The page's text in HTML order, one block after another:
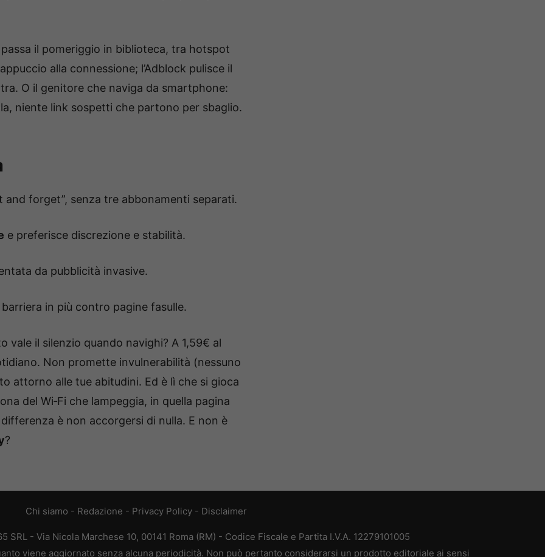
il pomeriggio in biblioteca, tra hotspot
alla connessione; l’Adblock pulisce il
O il genitore che naviga da smartphone:
niente link sospetti che partono per sbaglio.
and forget”, senza tre abbonamenti separati.
e preferisce discrezione e stabilità.
da pubblicità invasive.
in più contro pagine fasulle.
vale il silenzio quando navighi? A 1,59€ al
Non promette invulnerabilità (nessuno
attorno alle tue abitudini. Ed è lì che si gioca
del Wi‑Fi che lampeggia, in quella pagina
è non accorgersi di nulla. E non è
?
Chi siamo - Redazione - Privacy Policy - Disclaimer
SRL - Via Nicola Marchese 10, 00141 Roma (RM) - Codice Fiscale e Partita I.V.A. 12279101005
viene aggiornato senza alcuna periodicità. Non può pertanto considerarsi un prodotto editoriale ai sensi